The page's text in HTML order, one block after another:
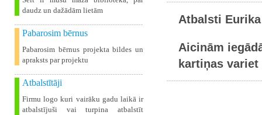
daudz un dažādām lietām
Pabarosim bērnus
Pabarosim bērnus projekta bildes un
apraksts par projektu
Atbalstītāji
Firmu logo kuri vairāku gadu laikā ir
atbalstījuši vai turpina atbalstīt
Atbalsti
Aicinām
kartiņas variet